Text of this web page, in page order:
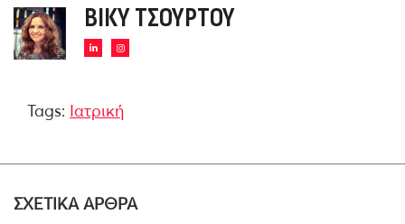
ΒΊΚΥ ΤΣΟΎΡΤΟΥ
Tags: Ιατρική
ΣΧΕΤΙΚΑ ΑΡΘΡΑ